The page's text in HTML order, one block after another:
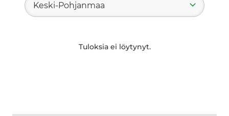
Keski-Pohjanmaa
Tuloksia ei löytynyt.